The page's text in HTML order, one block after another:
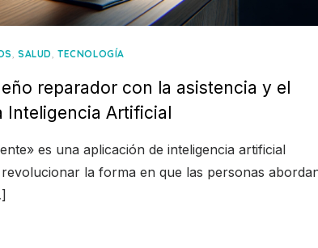
,SALUD,TECNOLOGÍA
reparador con la asistencia y el
Inteligencia Artificial
es una aplicación de inteligencia artificial
la forma en que las personas